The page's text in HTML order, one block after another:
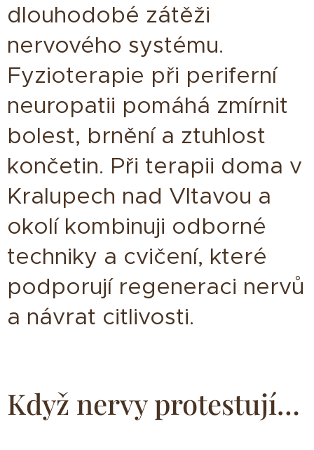
dlouhodobé zátěži
nervového systému.
Fyzioterapie při periferní
neuropatii pomáhá zmírnit
bolest, brnění a ztuhlost
končetin. Při terapii doma v
Kralupech nad Vltavou a
okolí kombinuji odborné
techniky a cvičení, které
podporují regeneraci nervů
a návrat citlivosti.
Když nervy protestují…